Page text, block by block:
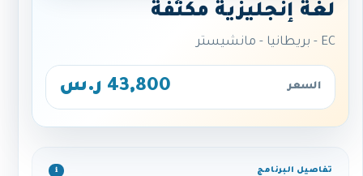
لغة إنجليزية مكثفة
EC - بريطانيا - مانشيستر
السعر 43,800 ر.س
تفاصيل البرنامج ℹ️